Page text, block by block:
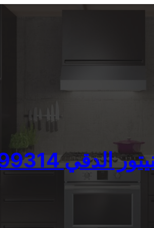
01095999314